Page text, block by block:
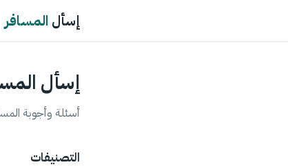
إسأل المسافر
إسأل
أسئلة وأجوبة
التصنيفات